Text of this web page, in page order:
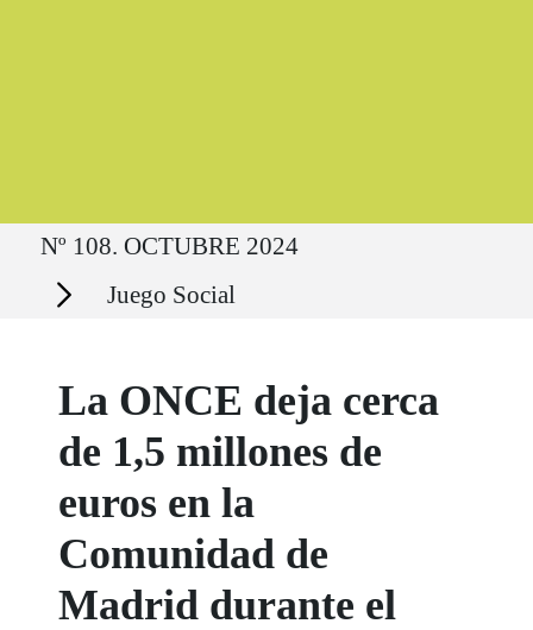
Ruta del sitio
Nº 108. OCTUBRE 2024
Secciones Juego Social
La ONCE deja cerca
de 1,5 millones de
euros en la
Comunidad de
Madrid durante el